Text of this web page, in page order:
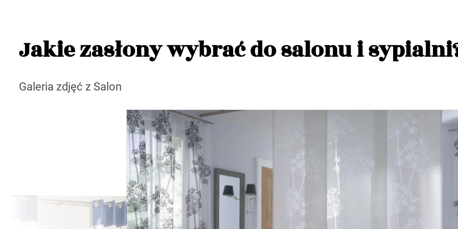
Jakie zasłony wybrać do salonu i
Galeria zdjęć z Salon